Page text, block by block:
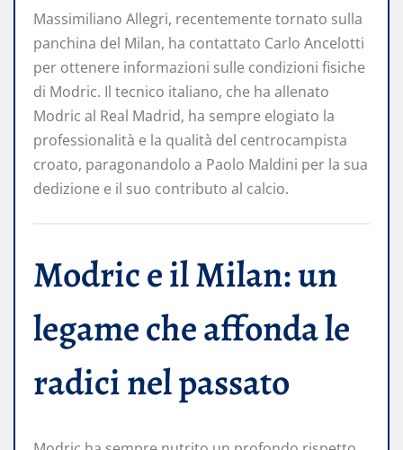
Massimiliano Allegri, recentemente tornato sulla
panchina del Milan, ha contattato Carlo Ancelotti
per ottenere informazioni sulle condizioni fisiche
di Modric. Il tecnico italiano, che ha allenato
Modric al Real Madrid, ha sempre elogiato la
professionalità e la qualità del centrocampista
croato, paragonandolo a Paolo Maldini per la sua
dedizione e il suo contributo al calcio.
Modric e il Milan: un
legame che affonda le
radici nel passato